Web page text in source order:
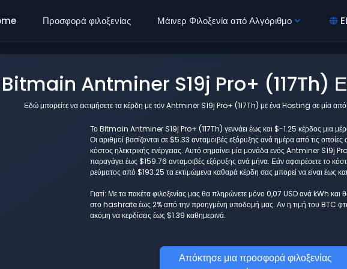
Προσφορά φιλοξενίας Μάινερ Φιλοξενία από Αλγόριθμο
Bitmain Antminer S19j Pro+ (117Th)
Εδώ μπορείτε να εκτιμήσετε τα κέρδη με τον Antminer S19j Pro+ (117Th) με ένα Hosting σε μία
Το Bitmain Antminer S19j Pro+ (117Th) γεννάει έως και $-1.25 κέρδος μια
Οι αριθμοί βασίζονται σε $5.33 ανταμοιβές εξόρυξης ανά ημέρα από τις
κόστος ηλεκτρικής ενέργειας. Αυτό σημαίνει μία μονάδα ενός Antminer S19j
παραγάγει έως $159.76 ανταμοιβές εξόρυξης ανά μήνα. Εάν αφαιρέσετε το
ρεύματος από $193.25 τα εκτιμώμενα καθαρά κέρδη σας μπορεί να είναι έως
Γιατί: Με τα πακέτα φιλοξενίας μας θα πληρώνετε μόνο 0,07 USD ανά kWh και
στο hashrate έως 2% από την προηγμένη υποδομή μας. Αν η τιμή του BTC
ακόμη να κερδίσεις έως $1.39 καθημερινά.
Απόκτησε μια προσφορά φιλοξενίας